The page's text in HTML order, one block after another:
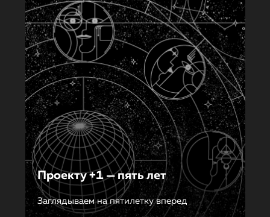
Проекту +1 — пять лет
Заглядываем на пятилетку вперед